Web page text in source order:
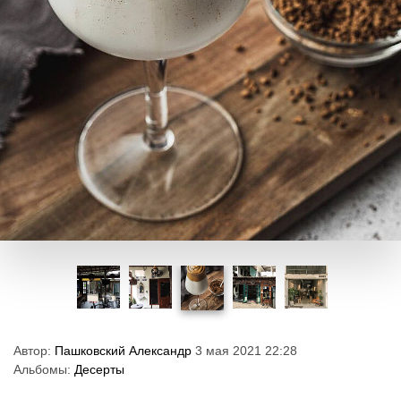
Автор: Пашковский Александр 3 мая 2021 22:28
Альбомы: Десерты